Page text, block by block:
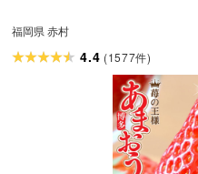
もの フルーツ ジ
数量限定 人気 お
福岡県 赤村
4.4 (1577件)